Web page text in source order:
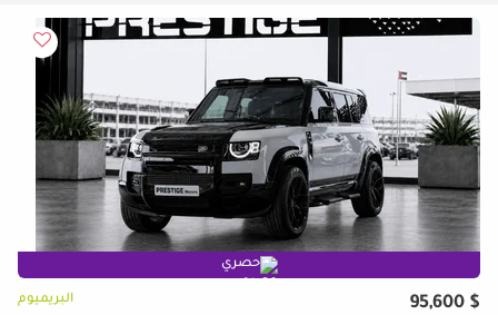
حصري
$ 95,600 البريميوم